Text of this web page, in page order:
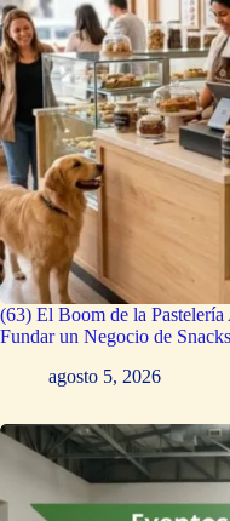
(63) El Boom de la
Fundar un Negocio de
agosto 5, 2026